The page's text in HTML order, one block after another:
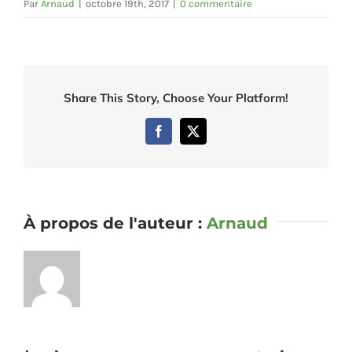
Par Arnaud | octobre 19th, 2017 | 0 commentaire
Share This Story, Choose Your Platform!
FacebookTwitter
À propos de l'auteur : Arnaud